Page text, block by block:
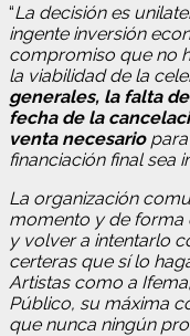
“La decisión es
ingente inversión
compromiso que no
la viabilidad de la
generales, la falta
fecha de la
venta necesariopara
financiación final sea
La organización
momento y de forma
y volver a intentarlo
certeras que sí lo
Artistas como a
Público, su máxima
que nunca ningún